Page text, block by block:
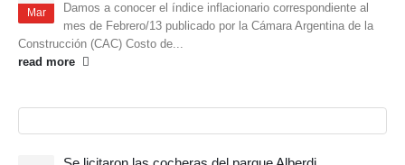
Mar
Damos a conocer el índice inflacionario correspondiente al
mes de Febrero/13 publicado por la Cámara Argentina de la
Construcción (CAC) Costo de...
read more